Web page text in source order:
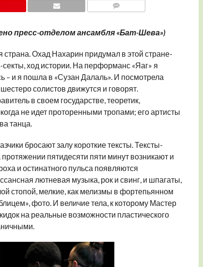
пресс-отделом ансамбля «Бат-Шева»)
страна. Охад Нахарин придумал в этой стране-
ход истории. На перформанс «Яаг» я
– и я пошла в «Сузан Далаль». И посмотрела
солистов движутся и говорят.
в своем государстве, теоретик,
не идет проторенными тропами; его артисты
танца.
бросают залу короткие тексты. Тексты-
пятидесяти пяти минут возникают и
и остинатного пульса появляются
лютневая музыка, рок и свинг, и шпагаты,
стопой, мелкие, как мелизмы в фортепьянном
фото. И величие тела, к которому Мастер
на реальные возможности пластического